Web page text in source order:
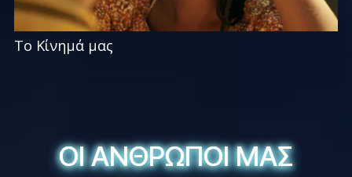
Το Κίνημά μας
ΟΙ ΑΝΘΡΩΠΟΙ ΜΑΣ
ΟΙ ΑΝΘΡΩΠΟΙ ΜΑΣ